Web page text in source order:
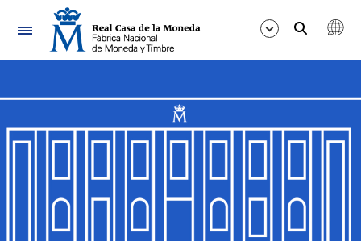
Navigation
Show/Hide
Show/Hide
Show/Hide